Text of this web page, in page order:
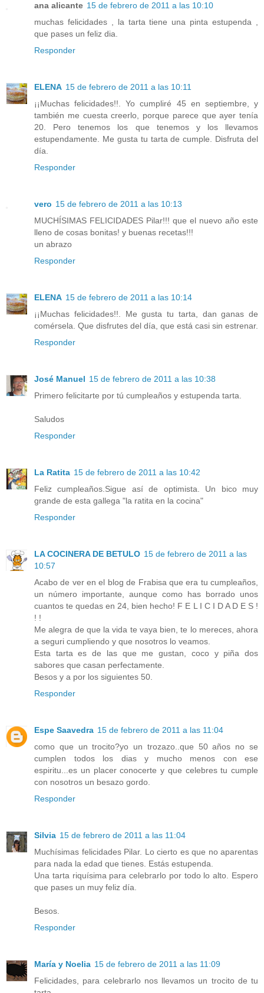
ana alicante 15 de febrero de 2011 a las 10:10
muchas felicidades , la tarta tiene una pinta estupenda ,
que pases un feliz dia.
Responder
ELENA 15 de febrero de 2011 a las 10:11
¡¡Muchas felicidades!!. Yo cumpliré 45 en septiembre, y
también me cuesta creerlo, porque parece que ayer tenía
20. Pero tenemos los que tenemos y los llevamos
estupendamente. Me gusta tu tarta de cumple. Disfruta del
día.
Responder
vero 15 de febrero de 2011 a las 10:13
MUCHÍSIMAS FELICIDADES Pilar!!! que el nuevo año este
lleno de cosas bonitas! y buenas recetas!!!
un abrazo
Responder
ELENA 15 de febrero de 2011 a las 10:14
¡¡Muchas felicidades!!. Me gusta tu tarta, dan ganas de
comérsela. Que disfrutes del día, que está casi sin estrenar.
Responder
José Manuel 15 de febrero de 2011 a las 10:38
Primero felicitarte por tú cumpleaños y estupenda tarta.
Saludos
Responder
La Ratita 15 de febrero de 2011 a las 10:42
Feliz cumpleaños.Sigue así de optimista. Un bico muy
grande de esta gallega "la ratita en la cocina"
Responder
LA COCINERA DE BETULO 15 de febrero de 2011 a las
10:57
Acabo de ver en el blog de Frabisa que era tu cumpleaños,
un número importante, aunque como has borrado unos
cuantos te quedas en 24, bien hecho! F E L I C I D A D E S !
! !
Me alegra de que la vida te vaya bien, te lo mereces, ahora
a seguri cumpliendo y que nosotros lo veamos.
Esta tarta es de las que me gustan, coco y piña dos
sabores que casan perfectamente.
Besos y a por los siguientes 50.
Responder
Espe Saavedra 15 de febrero de 2011 a las 11:04
como que un trocito?yo un trozazo..que 50 años no se
cumplen todos los dias y mucho menos con ese
espiritu...es un placer conocerte y que celebres tu cumple
con nosotros un besazo gordo.
Responder
Silvia 15 de febrero de 2011 a las 11:04
Muchísimas felicidades Pilar. Lo cierto es que no aparentas
para nada la edad que tienes. Estás estupenda.
Una tarta riquísima para celebrarlo por todo lo alto. Espero
que pases un muy feliz día.
Besos.
Responder
María y Noelia 15 de febrero de 2011 a las 11:09
Felicidades, para celebrarlo nos llevamos un trocito de tu